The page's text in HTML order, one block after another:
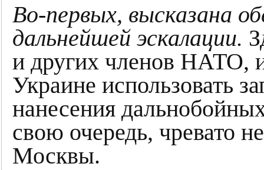
Во-первых, высказана
дальнейшей эскалации.
и других членов НАТО,
Украине использовать
нанесения
свою очередь, чревато
Москвы.